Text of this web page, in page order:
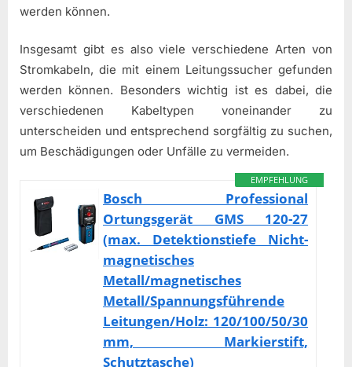
werden können.
Insgesamt gibt es also viele verschiedene Arten von
Stromkabeln, die mit einem Leitungssucher gefunden
werden können. Besonders wichtig ist es dabei, die
verschiedenen Kabeltypen voneinander zu
unterscheiden und entsprechend sorgfältig zu suchen,
um Beschädigungen oder Unfälle zu vermeiden.
EMPFEHLUNG
Bosch Professional
Ortungsgerät GMS 120-27
(max. Detektionstiefe Nicht-
magnetisches
Metall/magnetisches
Metall/Spannungsführende
Leitungen/Holz: 120/100/50/30
mm, Markierstift,
Schutztasche)